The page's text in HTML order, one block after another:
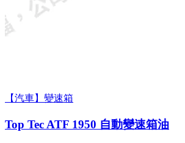
【汽車】變速箱
Top Tec ATF 1950 自動變速箱油